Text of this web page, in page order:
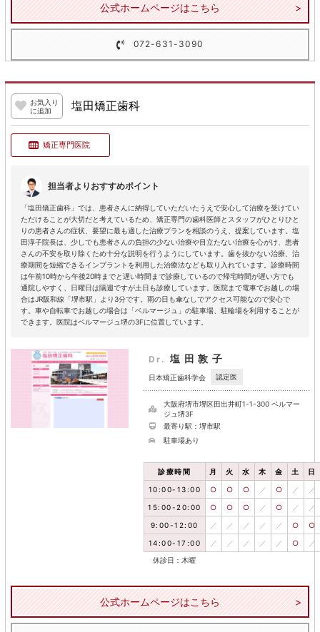
公式ホームページはこちら
072-631-3090
お気入り
に追加
塩田矯正歯科
矯正専門医院
担当者よりおすすめポイント
「塩田矯正歯科」では、患者さんに納得していただいたうえで安心して治療を受けてい
ただけることが大切だと考えているため、矯正専門の歯科医師とスタッフがひとりひと
りの患者さんの症状、要望に最も適した治療プランを相談のうえ、提案しています。塩
田淳子院長は、少しでも患者さんの負担の少ない治療や目立たない治療を心がけ、患者
さんの不安を取り除くため十分な説明を行うようにしています。歯を抜かない治療、治
療期間を短縮できるインプラントを利用した治療法なども取り入れています。診療時間
は午前10時から午後20時までと遅い時間まで診療しているので帰宅時間が遅い方でも
通院しやすく、日曜日は隔週ですが土日も診療しています。医院まで電車でお越しの場
合はJR阪和線「堺市駅」より3分です。雨の日も傘なしでアクセス可能なので安心で
す。車や自転車でお越しの場合は「ベルマージュ」の駐車場、駐輪場を利用することが
できます。医院はベルマージュ堺の3Fに位置しています。
Dr. 塩田敦子
日本矯正歯科学会 認定医
大阪府堺市堺区田出井町1-1-300 ベルマー
ジュ堺3F
最寄り駅：堺市駅
駐車場あり
診療時間 月 火 水 木 金 土 日
10:00-13:00 ○ ○ ○ ／ ○ ／ ／
15:00-20:00 ○ ○ ○ ／ ○ ／ ／
9:00-12:00 ／ ／ ／ ／ ／ ○ ○
14:00-17:00 ／ ／ ／ ／ ／ ○ ／
休診日：木曜
公式ホームページはこちら